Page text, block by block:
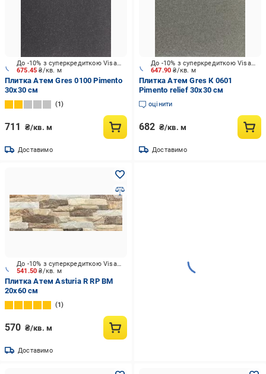
675.45₴/кв. м
До -10% з суперкредиткою Visa Вигода
Плитка Атем Gres 0100 Pimento
30x30 см
1
711 ₴/кв. м
Доставимо
647.90₴/кв. м
До -10% з суперкредиткою Visa Вигода
Плитка Атем Gres К 0601
Pimento relief 30x30 см
оцінити
682 ₴/кв. м
Доставимо
541.50₴/кв. м
До -10% з суперкредиткою Visa Вигода
Плитка Атем Asturia R RP BM
20x60 см
1
570 ₴/кв. м
Доставимо